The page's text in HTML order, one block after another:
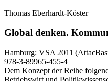
Thomas Eberhardt-Köster
Global denken.
Hamburg: VSA 2011
978-3-89965-455-4
Dem Konzept der Reihe